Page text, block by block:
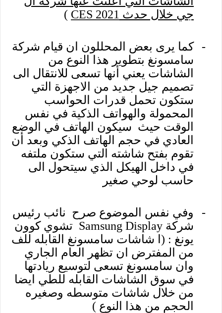
جي خلال حدث CES 2021
)
-
كما يرى بعض المحللون ان قيام شركة
سامسونغ بتطوير هذا النوع من
الشاشات يعني أنها تسعى للانتقال الى
تصميم جيل جديد من الاجهزة التي
ستكون تحمل قدرات الحواسب
المحمولة والهواتف الذكية في نفس
الوقت حيث سيكون الهاتف في الوضع
العادي في حجم الهاتف الذكي وبعد أن
تقوم بفتح شاشته التي ستكون ملتفه
في داخل الهيكل الذي سيتحول الى
حاسب لوحي صغير
-
وفي نفس الموضوع صرح نائب رئيس
شركة Samsung Display تشوي كوون
يونغ : (ا شاشات سامسونغ القابله للف
من المفترض ان تظهر العام الجاري
وان سامسونغ تسعى لتوسيع ريادتها
في سوق الشاشات القابله للطي ايضا
من خلال شاشات متوسطه وصغيره
الحجم من هذا النوع )